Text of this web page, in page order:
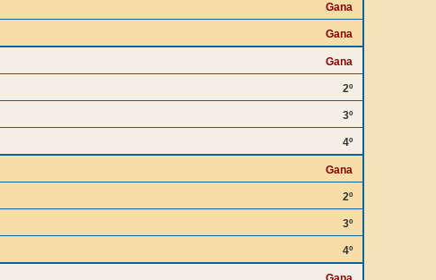
Gana
Gana
Gana
2º
3º
4º
Gana
2º
3º
4º